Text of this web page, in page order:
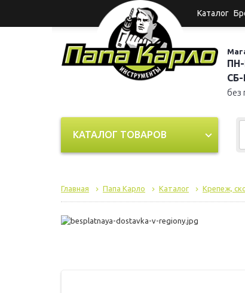
Каталог
ПН-
СБ-
без
КАТАЛОГ ТОВАРОВ
Главная Папа Карло Каталог Крепеж,